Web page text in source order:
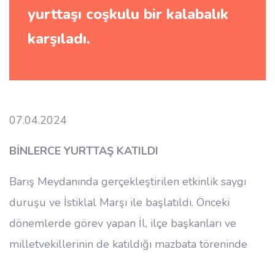
yurttaşı coşkulu bir kalabalık
karşıladı.
07.04.2024
BİNLERCE YURTTAŞ KATILDI
Barış Meydanında gerçekleştirilen etkinlik saygı
duruşu ve İstiklal Marşı ile başlatıldı. Önceki
dönemlerde görev yapan İl, ilçe başkanları ve
milletvekillerinin de katıldığı mazbata töreninde